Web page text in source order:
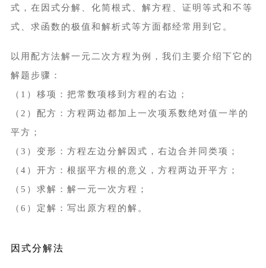
式，在因式分解、化简根式、解方程、证明等式和不等
式、求函数的极值和解析式等方面都经常用到它。
以用配方法解一元二次方程为例，我们主要介绍下它的
解题步骤：
（1）移项：把常数项移到方程的右边；
（2）配方：方程两边都加上一次项系数绝对值一半的
平方；
（3）变形：方程左边分解因式，右边合并同类项；
（4）开方：根据平方根的意义，方程两边开平方；
（5）求解：解一元一次方程；
（6）定解：写出原方程的解。
因式分解法